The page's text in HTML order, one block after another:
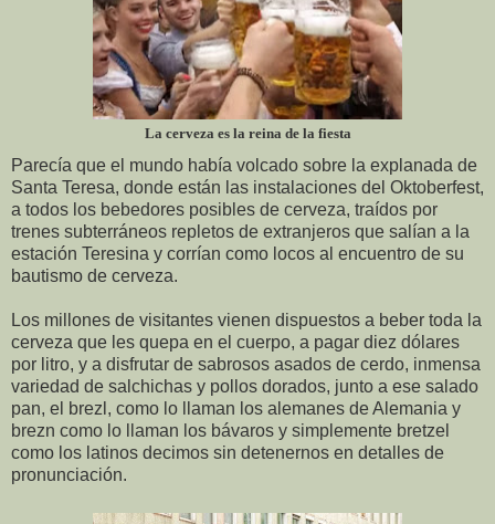
La cerveza es la reina de la fiesta
Parecía que el mundo había volcado sobre la explanada de
Santa Teresa, donde están las instalaciones del Oktoberfest,
a todos los bebedores posibles de cerveza, traídos por
trenes subterráneos repletos de extranjeros que salían a la
estación Teresina y corrían como locos al encuentro de su
bautismo de cerveza.
Los millones de visitantes vienen dispuestos a beber toda la
cerveza que les quepa en el cuerpo, a pagar diez dólares
por litro, y a disfrutar de sabrosos asados de cerdo, inmensa
variedad de salchichas y pollos dorados, junto a ese salado
pan, el brezl, como lo llaman los alemanes de Alemania y
brezn como lo llaman los bávaros y simplemente bretzel
como los latinos decimos sin detenernos en detalles de
pronunciación.